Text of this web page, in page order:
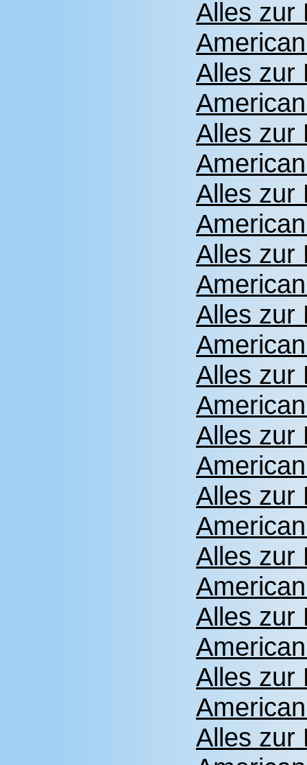
Alles zur
Alles zur
Alles zur
Alles zur
Alles zur
Alles zur
Alles zur
Alles zur
Alles zur
Alles zur
Alles zur
Alles zur
Alles zur